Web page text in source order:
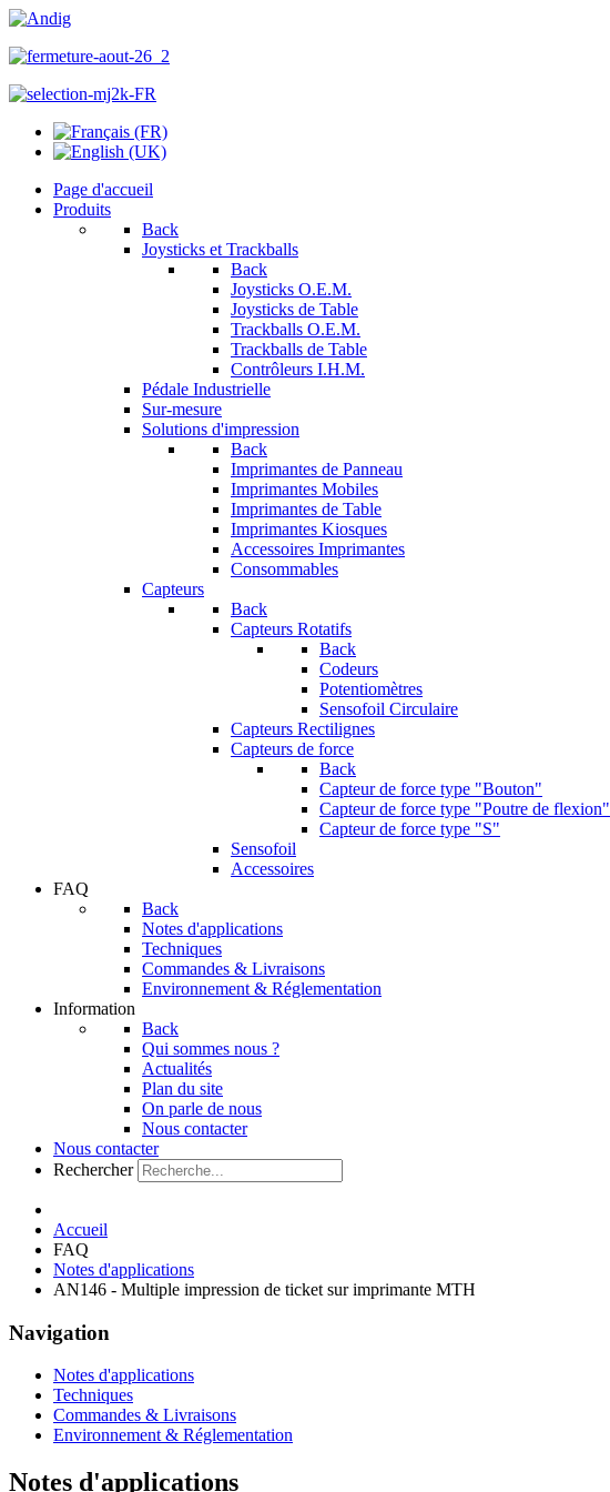
Page d'accueil
Produits
Back
Joysticks et Trackballs
Back
Joysticks O.E.M.
Joysticks de Table
Trackballs O.E.M.
Trackballs de Table
Contrôleurs I.H.M.
Pédale Industrielle
Sur-mesure
Solutions d'impression
Back
Imprimantes de Panneau
Imprimantes Mobiles
Imprimantes de Table
Imprimantes Kiosques
Accessoires Imprimantes
Consommables
Capteurs
Back
Capteurs Rotatifs
Back
Codeurs
Potentiomètres
Sensofoil Circulaire
Capteurs Rectilignes
Capteurs de force
Back
Capteur de force type "Bouton"
Capteur de force type "Poutre de flexion"
Capteur de force type "S"
Sensofoil
Accessoires
FAQ
Back
Notes d'applications
Techniques
Commandes & Livraisons
Environnement & Réglementation
Information
Back
Qui sommes nous ?
Actualités
Plan du site
On parle de nous
Nous contacter
Nous contacter
Rechercher
Accueil
FAQ
Notes d'applications
AN146 - Multiple impression de ticket sur imprimante MTH
Navigation
Notes d'applications
Techniques
Commandes & Livraisons
Environnement & Réglementation
Notes d'applications